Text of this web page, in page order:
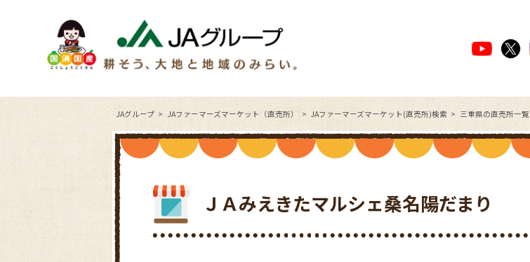
JAグループ JAファーマーズマーケット（直売所） JAファーマーズマーケット(直売所)検索 三重県の直売所一覧
ＪＡみえきたマルシェ桑名陽だまり